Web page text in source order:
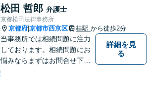
居が高いと思っていらっしゃ
る方こそ、是非一度ご相談く
ださい。
松田 哲郎 弁護士
京都松田法律事務所
京都府 京都市西京区 桂駅 から徒歩2分
当事務所では相続問題に注力
しております。相続問題にお
悩みならまずはお問合せ下さ
詳細を見
る